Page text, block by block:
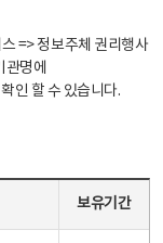
=> 정보주체 권리행사
명에
인 할 수 있습니다.
보유기간